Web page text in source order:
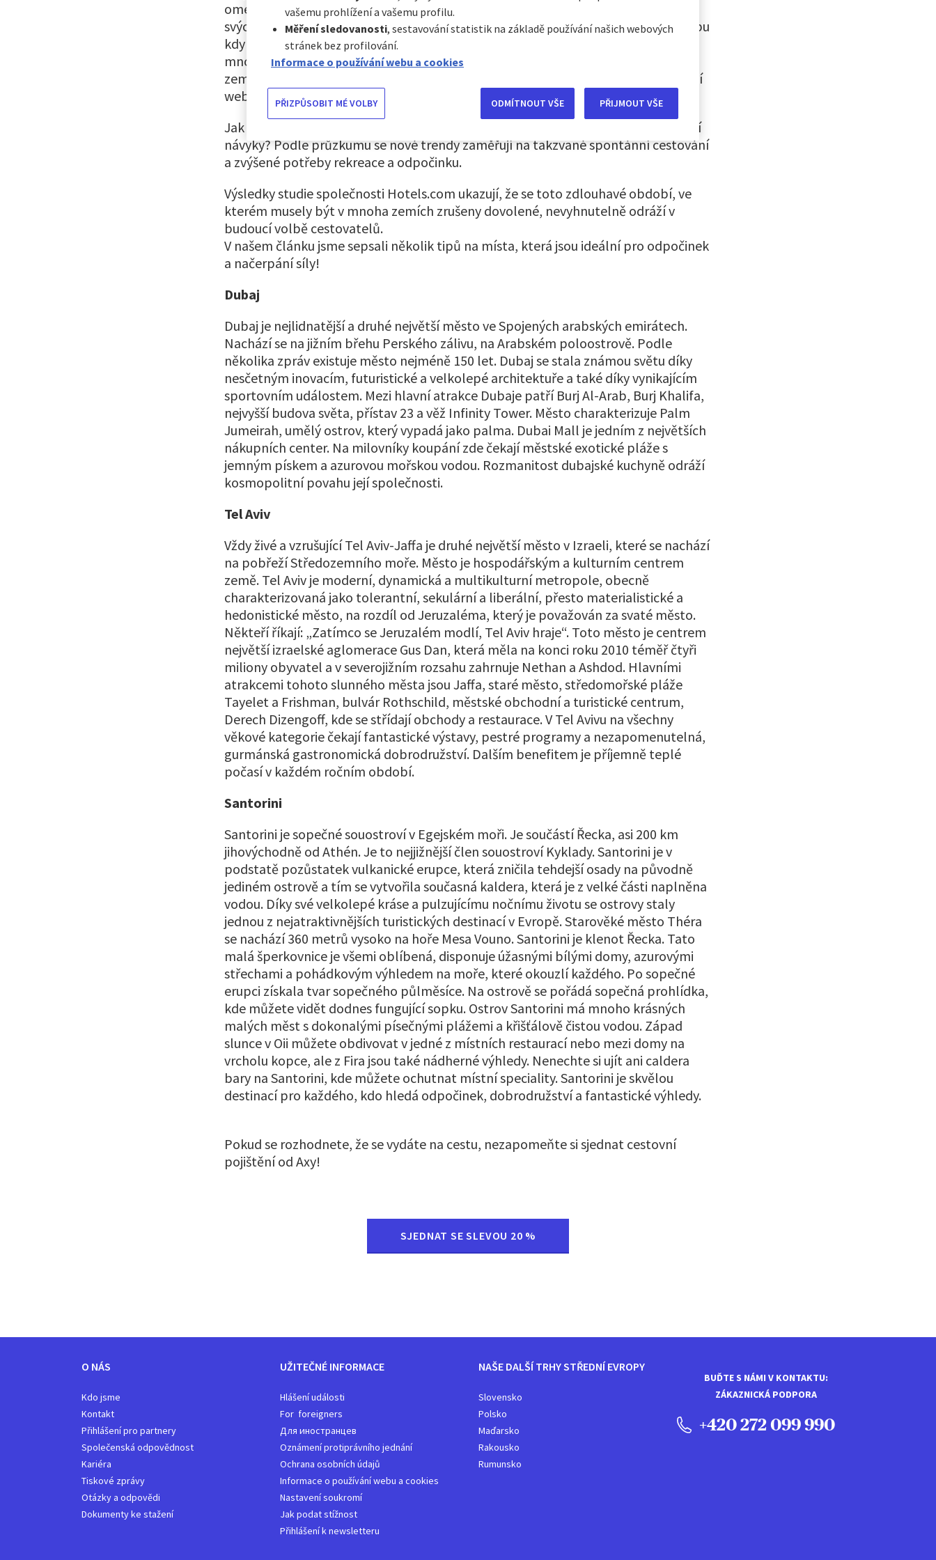
omezením a bezpečnostním opatřením jsme necestovali a trávili většinu času ve
svých domovech a mnozí z nás byli velmi znepokojeni světovou situací. Otázku typu
kdy mohu znovu cestovat nebo je bezpečné v tuto dobu cestovat si pokládalo
mnoho z nás. Je důležité si vždy uvědomit aktuální epidemickou situaci v každé
zemi a konkrétní pravidla země. S aktuálními informacemi Vám pomohou oficiální
webové stránky Ministerstva zahraničních věcí České republiky.
Jak ale bude cestovní ruch vypadat v následujících měsících? Jak se mění cestovní
návyky? Podle průzkumu se nové trendy zaměřují na takzvané spontánní cestování
a zvýšené potřeby rekreace a odpočinku.
Výsledky studie společnosti Hotels.com ukazují, že se toto zdlouhavé období, ve
kterém musely být v mnoha zemích zrušeny dovolené, nevyhnutelně odráží v
budoucí volbě cestovatelů.
V našem článku jsme sepsali několik tipů na místa, která jsou ideální pro odpočinek
a načerpání síly!
Dubaj
Dubaj je nejlidnatější a druhé největší město ve Spojených arabských emirátech.
Nachází se na jižním břehu Perského zálivu, na Arabském poloostrově. Podle
několika zpráv existuje město nejméně 150 let. Dubaj se stala známou světu díky
nesčetným inovacím, futuristické a velkolepé architektuře a také díky vynikajícím
sportovním událostem. Mezi hlavní atrakce Dubaje patří Burj Al-Arab, Burj Khalifa,
nejvyšší budova světa, přístav 23 a věž Infinity Tower. Město charakterizuje Palm
Jumeirah, umělý ostrov, který vypadá jako palma. Dubai Mall je jedním z největších
nákupních center. Na milovníky koupání zde čekají městské exotické pláže s
jemným pískem a azurovou mořskou vodou. Rozmanitost dubajské kuchyně odráží
kosmopolitní povahu její společnosti.
Tel Aviv
Vždy živé a vzrušující Tel Aviv-Jaffa je druhé největší město v Izraeli, které se nachází
na pobřeží Středozemního moře. Město je hospodářským a kulturním centrem
země. Tel Aviv je moderní, dynamická a multikulturní metropole, obecně
charakterizovaná jako tolerantní, sekulární a liberální, přesto materialistické a
hedonistické město, na rozdíl od Jeruzaléma, který je považován za svaté město.
Někteří říkají: „Zatímco se Jeruzalém modlí, Tel Aviv hraje“. Toto město je centrem
největší izraelské aglomerace Gus Dan, která měla na konci roku 2010 téměř čtyři
miliony obyvatel a v severojižním rozsahu zahrnuje Nethan a Ashdod. Hlavními
atrakcemi tohoto slunného města jsou Jaffa, staré město, středomořské pláže
Tayelet a Frishman, bulvár Rothschild, městské obchodní a turistické centrum,
Derech Dizengoff, kde se střídají obchody a restaurace. V Tel Avivu na všechny
věkové kategorie čekají fantastické výstavy, pestré programy a nezapomenutelná,
gurmánská gastronomická dobrodružství. Dalším benefitem je příjemně teplé
počasí v každém ročním období.
Santorini
Santorini je sopečné souostroví v Egejském moři. Je součástí Řecka, asi 200 km
jihovýchodně od Athén. Je to nejjižnější člen souostroví Kyklady. Santorini je v
podstatě pozůstatek vulkanické erupce, která zničila tehdejší osady na původně
jediném ostrově a tím se vytvořila současná kaldera, která je z velké části naplněna
vodou. Díky své velkolepé kráse a pulzujícímu nočnímu životu se ostrovy staly
jednou z nejatraktivnějších turistických destinací v Evropě. Starověké město Théra
se nachází 360 metrů vysoko na hoře Mesa Vouno. Santorini je klenot Řecka. Tato
malá šperkovnice je všemi oblíbená, disponuje úžasnými bílými domy, azurovými
střechami a pohádkovým výhledem na moře, které okouzlí každého. Po sopečné
erupci získala tvar sopečného půlměsíce. Na ostrově se pořádá sopečná prohlídka,
kde můžete vidět dodnes fungující sopku. Ostrov Santorini má mnoho krásných
malých měst s dokonalými písečnými plážemi a křišťálově čistou vodou. Západ
slunce v Oii můžete obdivovat v jedné z místních restaurací nebo mezi domy na
vrcholu kopce, ale z Fira jsou také nádherné výhledy. Nenechte si ujít ani caldera
bary na Santorini, kde můžete ochutnat místní speciality. Santorini je skvělou
destinací pro každého, kdo hledá odpočinek, dobrodružství a fantastické výhledy.
Pokud se rozhodnete, že se vydáte na cestu, nezapomeňte si sjednat cestovní
pojištění od Axy!
SJEDNAT SE SLEVOU 20 %
O NÁS
Kdo jsme
Kontakt
Přihlášení pro partnery
Společenská odpovědnost
Kariéra
Tiskové zprávy
Otázky a odpovědi
Dokumenty ke stažení
UŽITEČNÉ INFORMACE
Hlášení události
For foreigners
Для иностранцев
Oznámení protiprávního jednání
Ochrana osobních údajů
Informace o používání webu a cookies
Nastavení soukromí
Jak podat stížnost
Přihlášení k newsletteru
NAŠE DALŠÍ TRHY STŘEDNÍ EVROPY
Slovensko
Polsko
Maďarsko
Rakousko​
Rumunsko
BUĎTE S NÁMI V KONTAKTU:
ZÁKAZNICKÁ PODPORA
+420 272 099 990
vašemu prohlížení a vašemu profilu.
Měření sledovanosti, sestavování statistik na základě používání našich webových
stránek bez profilování.
Informace o používání webu a cookies
PŘIZPŮSOBIT MÉ VOLBY ODMÍTNOUT VŠE PŘIJMOUT VŠE